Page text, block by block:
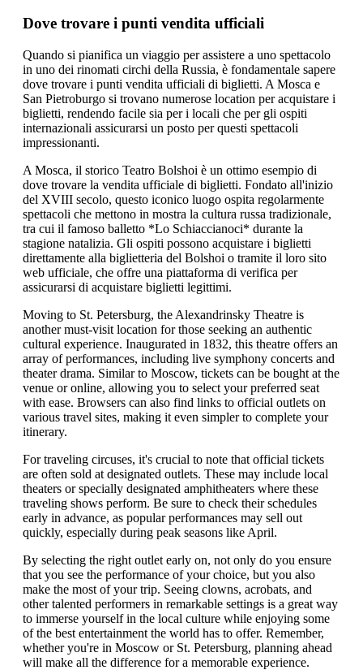
Dove trovare i punti vendita ufficiali
Quando si pianifica un viaggio per assistere a uno spettacolo
in uno dei rinomati circhi della Russia, è fondamentale sapere
dove trovare i punti vendita ufficiali di biglietti. A Mosca e
San Pietroburgo si trovano numerose location per acquistare i
biglietti, rendendo facile sia per i locali che per gli ospiti
internazionali assicurarsi un posto per questi spettacoli
impressionanti.
A Mosca, il storico Teatro Bolshoi è un ottimo esempio di
dove trovare la vendita ufficiale di biglietti. Fondato all'inizio
del XVIII secolo, questo iconico luogo ospita regolarmente
spettacoli che mettono in mostra la cultura russa tradizionale,
tra cui il famoso balletto *Lo Schiaccianoci* durante la
stagione natalizia. Gli ospiti possono acquistare i biglietti
direttamente alla biglietteria del Bolshoi o tramite il loro sito
web ufficiale, che offre una piattaforma di verifica per
assicurarsi di acquistare biglietti legittimi.
Moving to St. Petersburg, the Alexandrinsky Theatre is
another must-visit location for those seeking an authentic
cultural experience. Inaugurated in 1832, this theatre offers an
array of performances, including live symphony concerts and
theater drama. Similar to Moscow, tickets can be bought at the
venue or online, allowing you to select your preferred seat
with ease. Browsers can also find links to official outlets on
various travel sites, making it even simpler to complete your
itinerary.
For traveling circuses, it's crucial to note that official tickets
are often sold at designated outlets. These may include local
theaters or specially designated amphitheaters where these
traveling shows perform. Be sure to check their schedules
early in advance, as popular performances may sell out
quickly, especially during peak seasons like April.
By selecting the right outlet early on, not only do you ensure
that you see the performance of your choice, but you also
make the most of your trip. Seeing clowns, acrobats, and
other talented performers in remarkable settings is a great way
to immerse yourself in the local culture while enjoying some
of the best entertainment the world has to offer. Remember,
whether you're in Moscow or St. Petersburg, planning ahead
will make all the difference for a memorable experience.